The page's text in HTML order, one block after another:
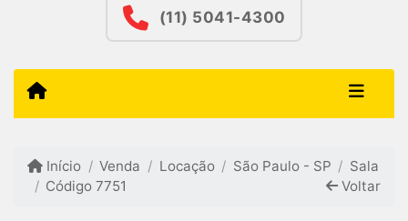
(11) 5041-4300
Início Venda Locação São Paulo - SP
Sala
Código 7751
Voltar